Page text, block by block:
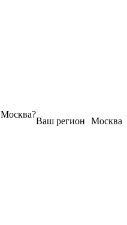
Москва
Ваш регион
Москва?